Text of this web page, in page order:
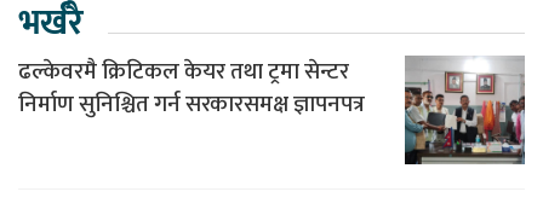
भर्खरै
ढल्केवरमै क्रिटिकल केयर तथा ट्रमा सेन्टर
निर्माण सुनिश्चित गर्न सरकारसमक्ष ज्ञापनपत्र